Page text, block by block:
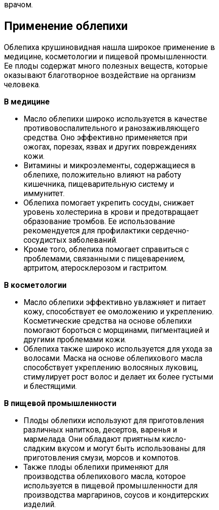
врачом.
Применение облепихи
Облепиха крушиновидная нашла широкое применение в
медицине, косметологии и пищевой промышленности.
Ее плоды содержат много полезных веществ, которые
оказывают благотворное воздействие на организм
человека.
В медицине
Масло облепихи широко используется в качестве
противовоспалительного и ранозаживляющего
средства. Оно эффективно применяется при
ожогах, порезах, язвах и других повреждениях
кожи.
Витамины и микроэлементы, содержащиеся в
облепихе, положительно влияют на работу
кишечника, пищеварительную систему и
иммунитет.
Облепиха помогает укрепить сосуды, снижает
уровень холестерина в крови и предотвращает
образование тромбов. Ее использование
рекомендуется для профилактики сердечно-
сосудистых заболеваний.
Кроме того, облепиха помогает справиться с
проблемами, связанными с пищеварением,
артритом, атеросклерозом и гастритом.
В косметологии
Масло облепихи эффективно увлажняет и питает
кожу, способствует ее омоложению и укреплению.
Косметические средства на основе облепихи
помогают бороться с морщинами, пигментацией и
другими проблемами кожи.
Облепиха также широко используется для ухода за
волосами. Маска на основе облепихового масла
способствует укреплению волосяных луковиц,
стимулирует рост волос и делает их более густыми
и блестящими.
В пищевой промышленности
Плоды облепихи используют для приготовления
различных напитков, десертов, варенья и
мармелада. Они обладают приятным кисло-
сладким вкусом и могут быть использованы для
приготовления смузи, морсов и компотов.
Также плоды облепихи применяют для
производства облепихового масла, которое
используется в пищевой промышленности для
производства маргаринов, соусов и кондитерских
изделий.